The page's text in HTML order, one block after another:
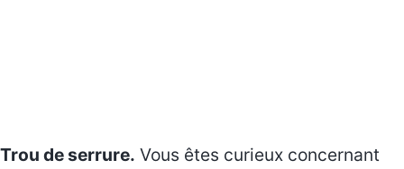
Trou de serrure. Vous êtes curieux concernant